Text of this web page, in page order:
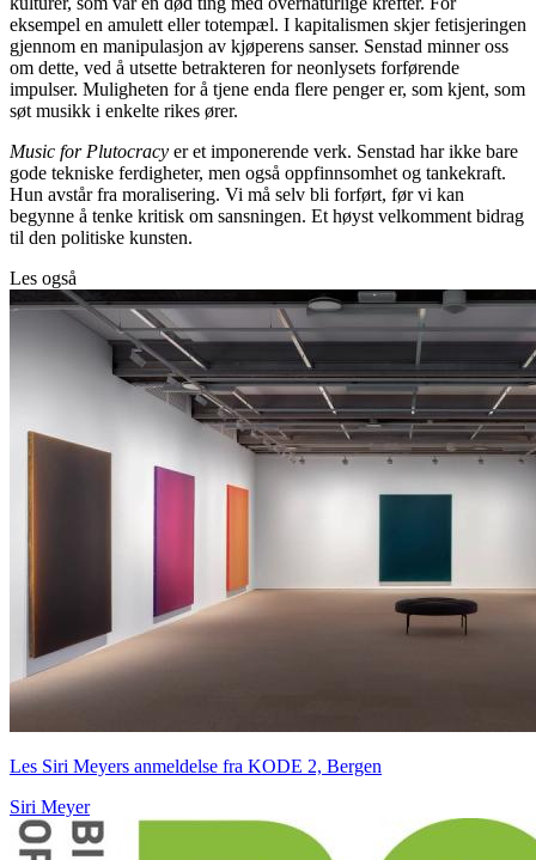
eksempel en amulett eller totempæl. I kapitalismen skjer fetisjeringen
gjennom en manipulasjon av kjøperens sanser. Senstad minner oss
om dette, ved å utsette betrakteren for neonlysets forførende
impulser. Muligheten for å tjene enda flere penger er, som kjent, som
søt musikk i enkelte rikes ører.
Music for Plutocracy er et imponerende verk. Senstad har ikke bare
gode tekniske ferdigheter, men også oppfinnsomhet og tankekraft.
Hun avstår fra moralisering. Vi må selv bli forført, før vi kan
begynne å tenke kritisk om sansningen. Et høyst velkomment bidrag
til den politiske kunsten.
Les også
Les Siri Meyers anmeldelse fra KODE 2, Bergen
Siri Meyer